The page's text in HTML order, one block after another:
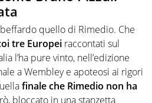
quello di Rimedio. Che
tre Europei raccontati sul
l’ha pure vinto, nell’edizione
a Wembley e apoteosi ai rigori
finale che Rimedio non ha
bloccato in una stanzetta